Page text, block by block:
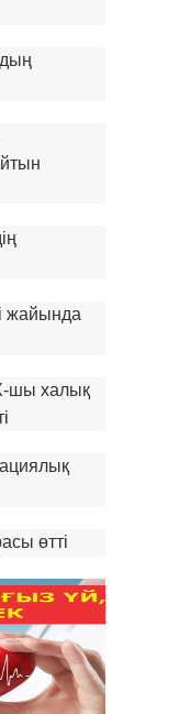
жайында
шы халық
өтті